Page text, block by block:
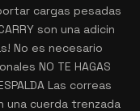
cargas pesadas
son una adicin
No es necesario
NO TE HAGAS
Las correas
una cuerda trenzada